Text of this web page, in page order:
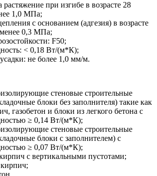
растяжение при изгибе в возрасте 28
1,0 МПа;
с основанием (адгезия) в возрасте
0,3 МПа;
F50;
< 0,18 Вт/(м*К);
не более 1,0 мм/м.
стеновые строительные
блоки без заполнителя) такие как
газобетон и блоки из легкого бетона с
≥ 0,14 Вт/(м*К);
стеновые строительные
блоки с заполнителем) с
≥ 0,07 Вт/(м*К);
с вертикальными пустотами;